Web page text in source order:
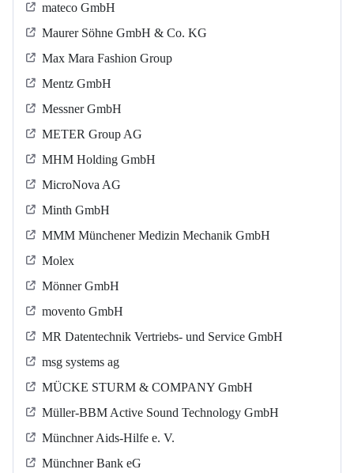
mateco GmbH
Maurer Söhne GmbH & Co. KG
Max Mara Fashion Group
Mentz GmbH
Messner GmbH
METER Group AG
MHM Holding GmbH
MicroNova AG
Minth GmbH
MMM Münchener Medizin Mechanik GmbH
Molex
Mönner GmbH
movento GmbH
MR Datentechnik Vertriebs- und Service GmbH
msg systems ag
MÜCKE STURM & COMPANY GmbH
Müller-BBM Active Sound Technology GmbH
Münchner Aids-Hilfe e. V.
Münchner Bank eG